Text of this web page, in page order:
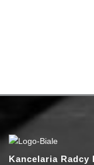
Kancelaria Radcy